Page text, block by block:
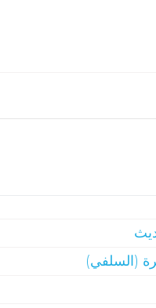
(السلفي)